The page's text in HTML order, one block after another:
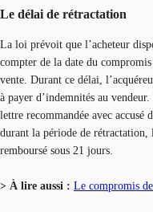
Le délai de rétractation
La loi prévoit que l’acheteur
compter de la date du
vente. Durant ce délai,
à payer d’indemnités au
lettre recommandée avec
durant la période de rétractation,
remboursé sous 21 jours.
> À lire aussi : Le compromis